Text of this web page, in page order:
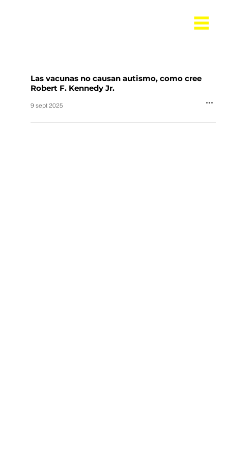
Las vacunas no causan autismo, como cree
Robert F. Kennedy Jr.
9 sept 2025